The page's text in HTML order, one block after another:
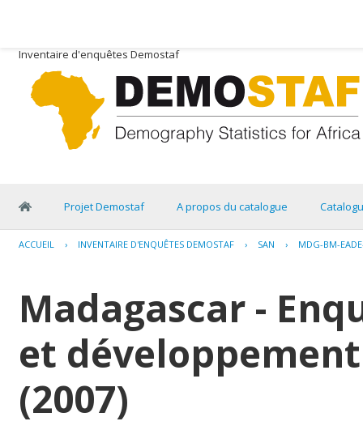
Inventaire d'enquêtes Demostaf
Projet Demostaf A propos du catalogue
ACCUEIL › INVENTAIRE D'ENQUÊTES DEMOSTAF › SAN › MDG-BM-
Madagascar -
et
(2007)